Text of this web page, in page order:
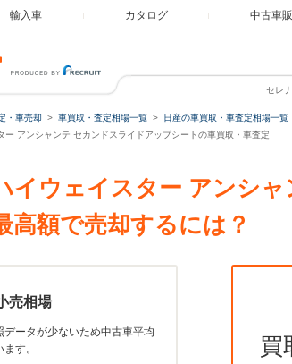
輸入車 カタログ 中古車
セレ
・車売却 車買取・査定相場一覧 日産の車買取・車査定相場一覧
ー アンシャンテ セカンドスライドアップシートの車買取・車査定
イウェイスター アンシ
高額で売却するには？
売相場
データが少ないため中古車平均
す。
買